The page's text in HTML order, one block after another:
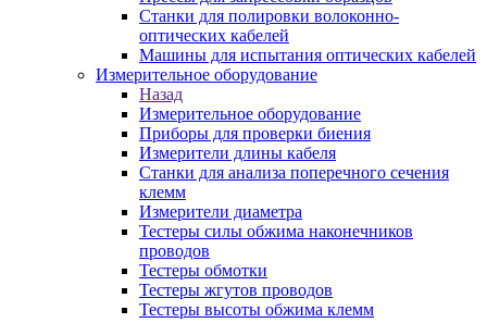
Станки для полировки волоконно-
оптических кабелей
Машины для испытания оптических кабелей
Измерительное оборудование
Назад
Измерительное оборудование
Приборы для проверки биения
Измерители длины кабеля
Станки для анализа поперечного сечения
клемм
Измерители диаметра
Тестеры силы обжима наконечников
проводов
Тестеры обмотки
Тестеры жгутов проводов
Тестеры высоты обжима клемм